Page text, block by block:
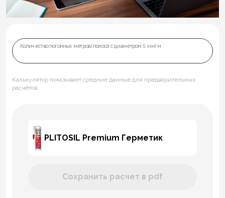
Количество погонных метров (полоса с диаметром 5 мм) м
Калькулятор показывает средние данные для предварительных
расчётов.
PLITOSIL Premium Герметик
Сохранить расчет в pdf